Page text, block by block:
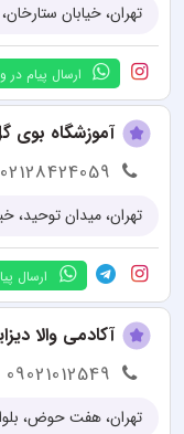
تهران، خیابان ستارخان،
ارسال پیام
آموزشگاه بوی
02128424059
ارسال
آکادمی والا
09021012549
تهران، هفت حوض،